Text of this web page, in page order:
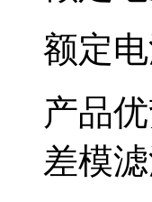
额定
产品
差模